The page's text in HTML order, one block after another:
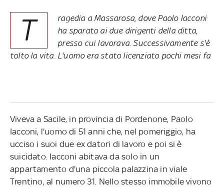
T
ragedia a Massarosa, dove Paolo Iacconi
ha sparato ai due dirigenti della ditta,
presso cui lavorava. Successivamente s'è
tolto la vita. L'uomo era stato licenziato pochi mesi fa
Viveva a Sacile, in provincia di Pordenone, Paolo
Iacconi, l'uomo di 51 anni che, nel pomeriggio, ha
ucciso i suoi due ex datori di lavoro e poi si è
suicidato. Iacconi abitava da solo in un
appartamento d'una piccola palazzina in viale
Trentino, al numero 31. Nello stesso immobile vivono